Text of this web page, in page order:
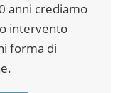
anni crediamo
intervento
forma di